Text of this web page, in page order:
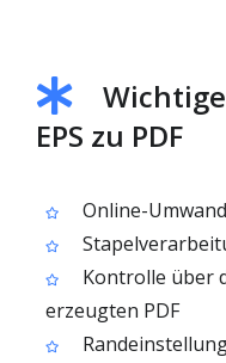
EPS zu PDF
Online-
Kontrolle über
erzeugten PDF